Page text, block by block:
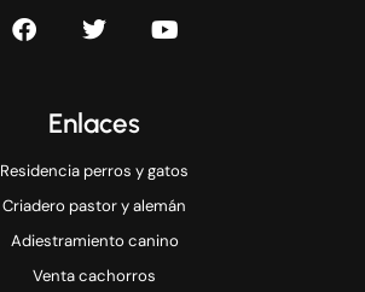
Enlaces
Residencia perros y gatos
Criadero pastor y alemán
Adiestramiento canino
Venta cachorros